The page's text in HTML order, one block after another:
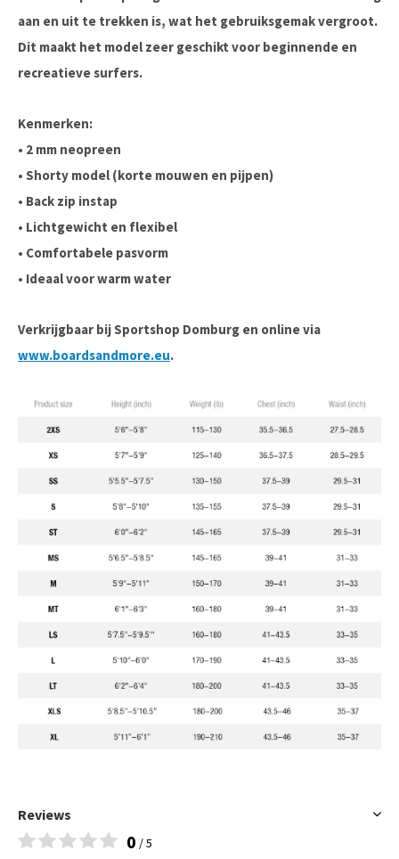
aan en uit te trekken is, wat het gebruiksgemak vergroot.
Dit maakt het model zeer geschikt voor beginnende en
recreatieve surfers.
Kenmerken:
• 2 mm neopreen
• Shorty model (korte mouwen en pijpen)
• Back zip instap
• Lichtgewicht en flexibel
• Comfortabele pasvorm
• Ideaal voor warm water
Verkrijgbaar bij Sportshop Domburg en online via
www.boardsandmore.eu.
Reviews
0 / 5